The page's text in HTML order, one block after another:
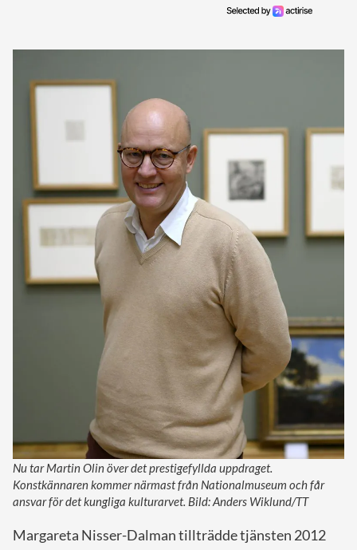
Nu tar Martin Olin över det prestigefyllda uppdraget.
Konstkännaren kommer närmast från Nationalmuseum och får
ansvar för det kungliga kulturarvet. Bild: Anders Wiklund/TT
Margareta Nisser-Dalman tillträdde tjänsten 2012